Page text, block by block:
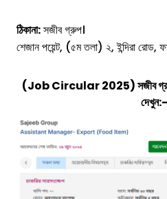
ঠিকানা:সজীব গ্রুপ।
শেজান পয়েন্ট, (৫ম তলা) ২, ইন্দিরা রোড,
(JOb Circular 2025)সজীব
দেখুন:-